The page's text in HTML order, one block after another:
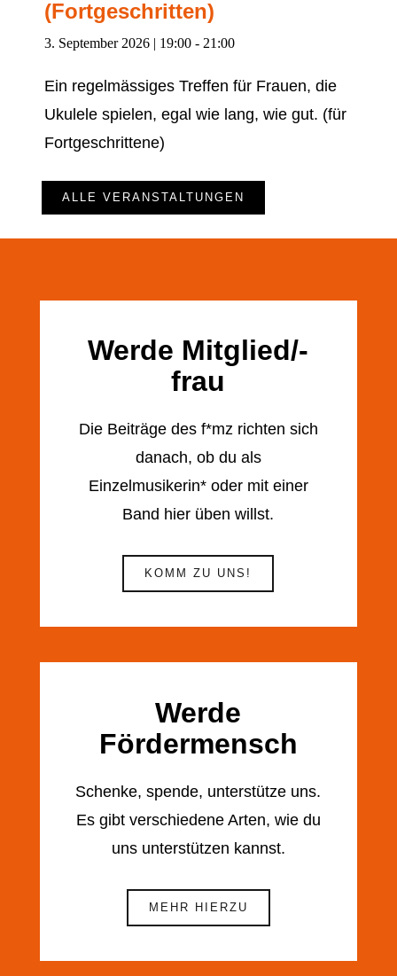
(Fortgeschritten)
3. September 2026 | 19:00- 21:00
Ein regelmässiges Treffen für Frauen, die
Ukulele spielen, egal wie lang, wie gut. (für
Fortgeschrittene)
ALLE VERANSTALTUNGEN
Werde Mitglied/-
frau
Die Beiträge des f*mz richten sich
danach, ob du als
Einzelmusikerin* oder mit einer
Band hier üben willst.
KOMM ZU UNS!
Werde
Fördermensch
Schenke, spende, unterstütze uns.
Es gibt verschiedene Arten, wie du
uns unterstützen kannst.
MEHR HIERZU